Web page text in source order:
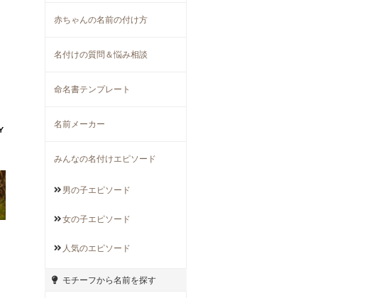
赤ちゃんの名前の付け方
名付けの質問＆悩み相談
命名書テンプレート
名前メーカー
みんなの名付けエピソード
男の子エピソード
女の子エピソード
人気のエピソード
モチーフから名前を探す